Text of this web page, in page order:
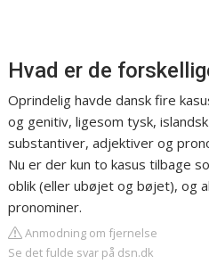
Hvad er de
Oprindelig havde dansk fire
og genitiv, ligesom tysk,
substantiver, adjektiver og
Nu er der kun to kasus tilbage
oblik (eller ubøjet og bøjet), og
pronominer.
Anmodning om fjernelse
Se det fulde svar på dsn.dk